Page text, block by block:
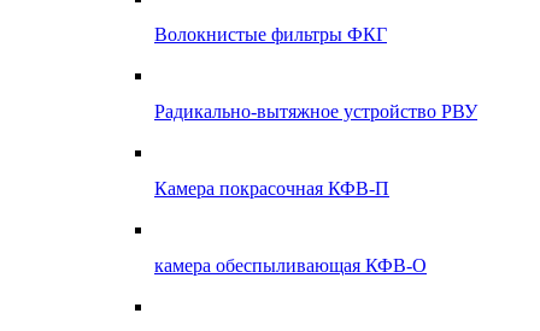
Волокнистые фильтры ФКГ
Радикально-вытяжное устройство РВУ
Камера покрасочная КФВ-П
камера обеспыливающая КФВ-О